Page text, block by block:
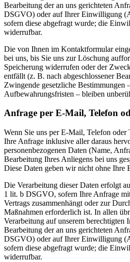
Bearbeitung der an uns gerichteten
DSGVO) oder auf Ihrer Einwilligung
sofern diese abgefragt wurde; die
widerrufbar.
Die von Ihnen im Kontaktformular
bei uns, bis Sie uns zur Löschung
Speicherung widerrufen oder der
entfällt (z. B. nach abgeschlossener
Zwingende gesetzliche Bestimmungen
Aufbewahrungsfristen – bleiben
Anfrage per E-Mail, Telefon
Wenn Sie uns per E-Mail, Telefon
Ihre Anfrage inklusive aller daraus
personenbezogenen Daten (Name,
Bearbeitung Ihres Anliegens bei uns
Diese Daten geben wir nicht ohne Ihre
Die Verarbeitung dieser Daten erfolgt
1 lit. b DSGVO, sofern Ihre Anfrage
Vertrags zusammenhängt oder zur
Maßnahmen erforderlich ist. In allen
Verarbeitung auf unserem berechtigten
Bearbeitung der an uns gerichteten
DSGVO) oder auf Ihrer Einwilligung
sofern diese abgefragt wurde; die
widerrufbar.